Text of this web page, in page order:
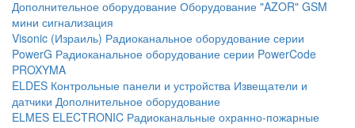
Дополнительное оборудование Оборудование "AZOR" GSM
мини сигнализация
Visonic (Израиль) Радиоканальное оборудование серии
PowerG Радиоканальное оборудование серии PowerCode
PROXYMA
ELDES Контрольные панели и устройства Извещатели и
датчики Дополнительное оборудование
ELMES ELECTRONIC Радиоканальные охранно-пожарные